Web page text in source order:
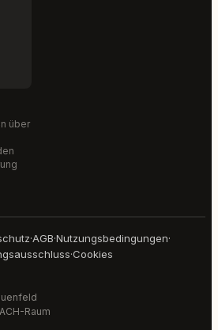
über
·AGB·Nutzungsbedingungen·
·Cookies
Raum